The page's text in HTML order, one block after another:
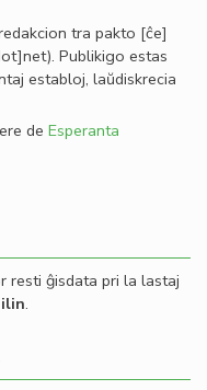
tra pakto [ĉe]
. Publikigo estas
establoj, laŭdiskrecia
de Esperanta
resti ĝisdata pri la lastaj
.